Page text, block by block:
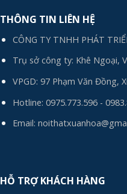
THÔNG TIN LIÊN HỆ
CÔNG TY TNHH PHÁT
Trụ sở công ty: Khê Ngoại,
VPGD: 97 Phạm Văn Đồng,
Hotline: 0975.773.596-
Email:
HỖ TRỢ KHÁCH HÀNG